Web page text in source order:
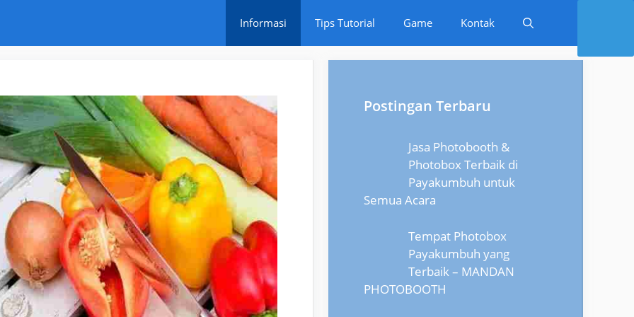
Informasi Tips Tutorial Game Kontak
Postingan Terbaru
Jasa Photobooth &
Photobox Terbaik di
Payakumbuh untuk
Semua Acara
Tempat Photobox
Payakumbuh yang
Terbaik – MANDAN
PHOTOBOOTH